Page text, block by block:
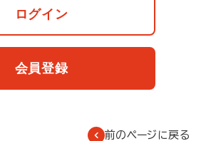
ログイン
会員登録
前のページに戻る